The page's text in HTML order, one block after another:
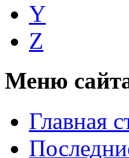
Y
Z
Меню
Главная